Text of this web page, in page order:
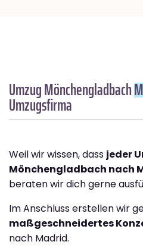
Umzug Mönchengladbach
Umzugsfirma
Weil wir wissen, dass jeder
Mönchengladbach nach
beraten wir dich gerne
Im Anschluss erstellen wir
maßgeschneidertes
nach Madrid.